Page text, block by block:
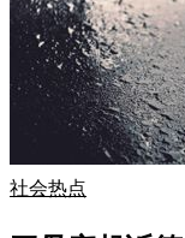
社会热点